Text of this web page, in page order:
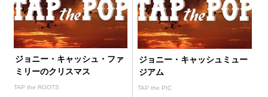
ジョニー・キャッシュ・ファ
ミリーのクリスマス
TAP the ROOTS
ジョニー・キャッシュミュー
ジアム
TAP the PIC